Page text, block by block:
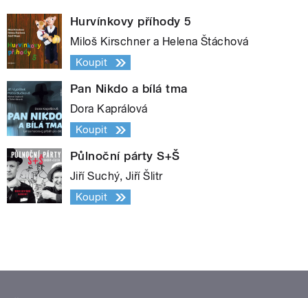
Hurvínkovy příhody 5
Miloš Kirschner a Helena Štáchová
Koupit
Pan Nikdo a bílá tma
Dora Kaprálová
Koupit
Půlnoční párty S+Š
Jiří Suchý, Jiří Šlitr
Koupit